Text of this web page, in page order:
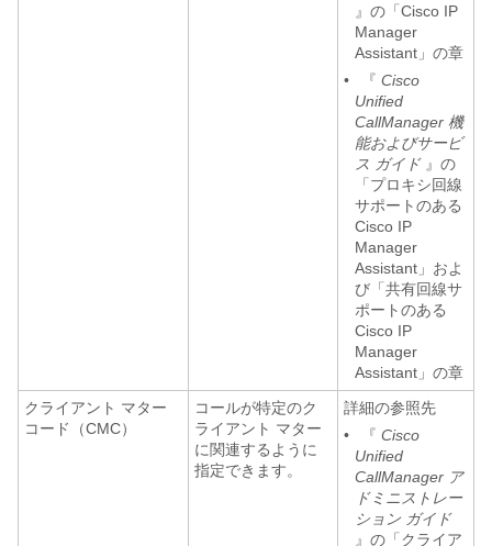
』の「Cisco IP
Manager
Assistant」の章
•
『 Cisco
Unified
CallManager 機
能およびサービ
ス ガイド』の
「プロキシ回線
サポートのある
Cisco IP
Manager
Assistant」およ
び「共有回線サ
ポートのある
Cisco IP
Manager
Assistant」の章
クライアント マター
コード（CMC）
コールが特定のク
ライアント マター
に関連するように
指定できます。
詳細の参照先
•
『 Cisco
Unified
CallManager ア
ドミニストレー
ション ガイド
』の「クライア